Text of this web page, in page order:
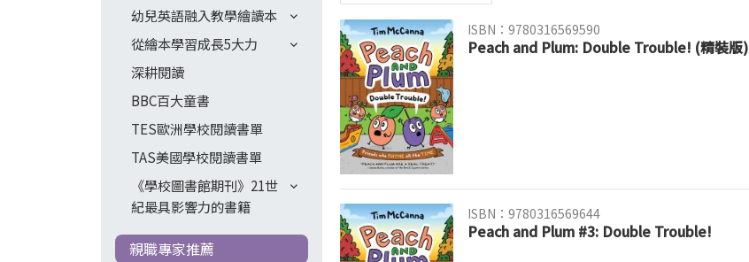
幼兒英語融入教學繪讀本
從繪本學習成長5大力
深耕閱讀
BBC百大童書
TES歐洲學校閱讀書單
TAS美國學校閱讀書單
《學校圖書館期刊》21世
紀最具影響力的書籍
親職專家推薦
ISBN：9780316569590
Peach and Plum: Double Trouble! (精裝版)
ISBN：9780316569644
Peach and Plum #3: Double Trouble!